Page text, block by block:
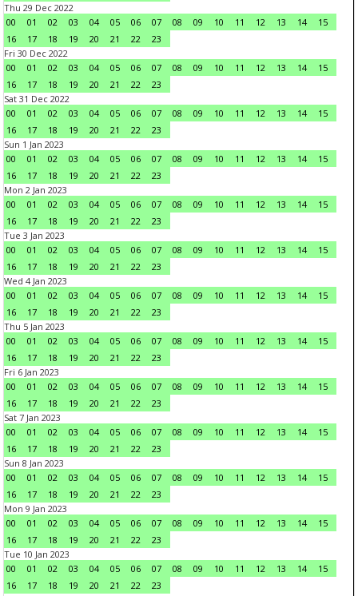
Thu 29 Dec 2022
00
01 02 03 04 05 06 07 08 09 10 11 12 13 14
15
16
17 18 19 20 21 22
23
Fri 30 Dec 2022
00
01 02 03 04 05 06 07 08 09 10 11 12 13 14
15
16
17 18 19 20 21 22
23
Sat 31 Dec 2022
00
01 02 03 04 05 06 07 08 09 10 11 12 13 14
15
16
17 18 19 20 21 22
23
Sun 1 Jan 2023
00
01 02 03 04 05 06 07 08 09 10 11 12 13 14
15
16
17 18 19 20 21 22
23
Mon 2 Jan 2023
00
01 02 03 04 05 06 07 08 09 10 11 12 13 14
15
16
17 18 19 20 21 22
23
Tue 3 Jan 2023
00
01 02 03 04 05 06 07 08 09 10 11 12 13 14
15
16
17 18 19 20 21 22
23
Wed 4 Jan 2023
00
01 02 03 04 05 06 07 08 09 10 11 12 13 14
15
16
17 18 19 20 21 22
23
Thu 5 Jan 2023
00
01 02 03 04 05 06 07 08 09 10 11 12 13 14
15
16
17 18 19 20 21 22
23
Fri 6 Jan 2023
00
01 02 03 04 05 06 07 08 09 10 11 12 13 14
15
16
17 18 19 20 21 22
23
Sat 7 Jan 2023
00
01 02 03 04 05 06 07 08 09 10 11 12 13 14
15
16
17 18 19 20 21 22
23
Sun 8 Jan 2023
00
01 02 03 04 05 06 07 08 09 10 11 12 13 14
15
16
17 18 19 20 21 22
23
Mon 9 Jan 2023
00
01 02 03 04 05 06 07 08 09 10 11 12 13 14
15
16
17 18 19 20 21 22
23
Tue 10 Jan 2023
00
01 02 03 04 05 06 07 08 09 10 11 12 13 14
15
16
17 18 19 20 21 22
23